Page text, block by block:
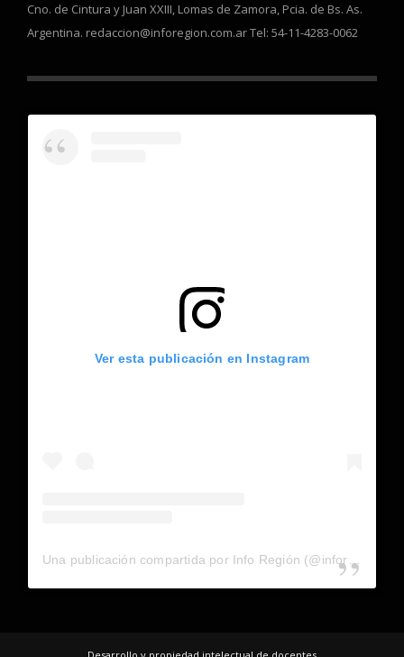
Cno. de Cintura y Juan XXIII, Lomas de Zamora, Pcia. de Bs. As.
Argentina. redaccion@inforegion.com.ar Tel: 54-11-4283-0062
Ver esta publicación en Instagram